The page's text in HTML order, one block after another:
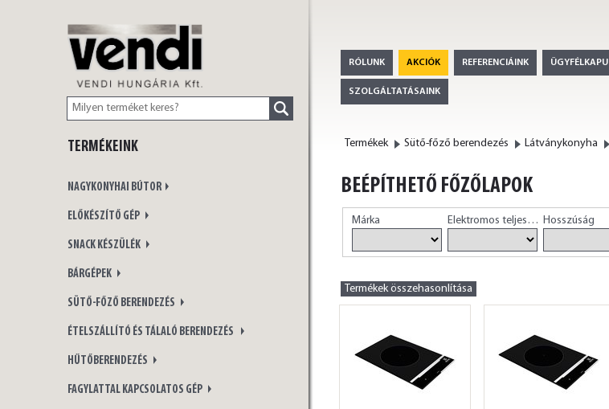
TERMÉKEINK
NAGYKONYHAI BÚTOR
ELŐKÉSZÍTŐ GÉP
SNACK KÉSZÜLÉK
BÁRGÉPEK
SÜTŐ-FŐZŐ BERENDEZÉS
ÉTELSZÁLLÍTÓ ÉS TÁLALÓ BERENDEZÉS
HŰTŐBERENDEZÉS
FAGYLATTAL KAPCSOLATOS GÉP
RÓLUNK AKCIÓK REFERENCIÁINK ÜGYFÉLKAPU
SZOLGÁLTATÁSAINK
Termékek Sütő-főző berendezés Látványkonyha
BEÉPÍTHETŐ FŐZŐLAPOK
Márka Elektromos teljesítményHosszúság
Termékek összehasonlítása